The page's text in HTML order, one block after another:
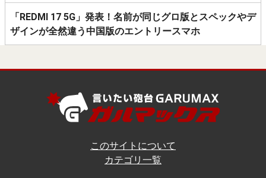
「REDMI 17 5G」発表！名前が同じグロ版とスペックやデ
ザインが全然違う中国版のエントリースマホ
このサイトについて
カテゴリ一覧